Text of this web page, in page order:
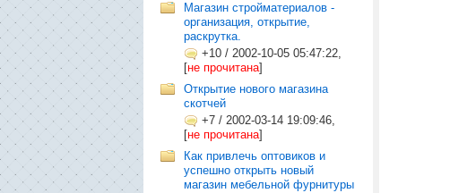
Магазин стройматериалов -
организация, открытие,
раскрутка.
+10 / 2002-10-05 05:47:22,
[не прочитана]
Открытие нового магазина
скотчей
+7 / 2002-03-14 19:09:46,
[не прочитана]
Как привлечь оптовиков и
успешно открыть новый
магазин мебельной фурнитуры